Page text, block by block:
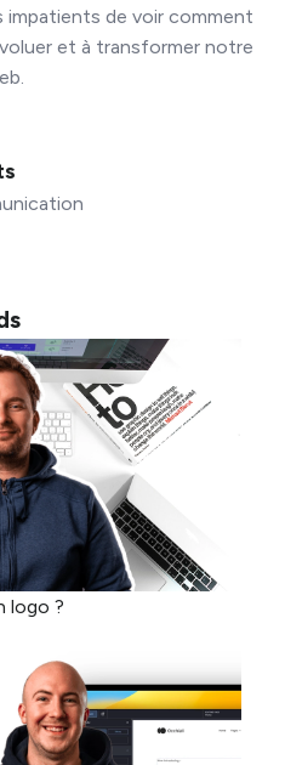
de voir comment
et à transformer notre
logo ?